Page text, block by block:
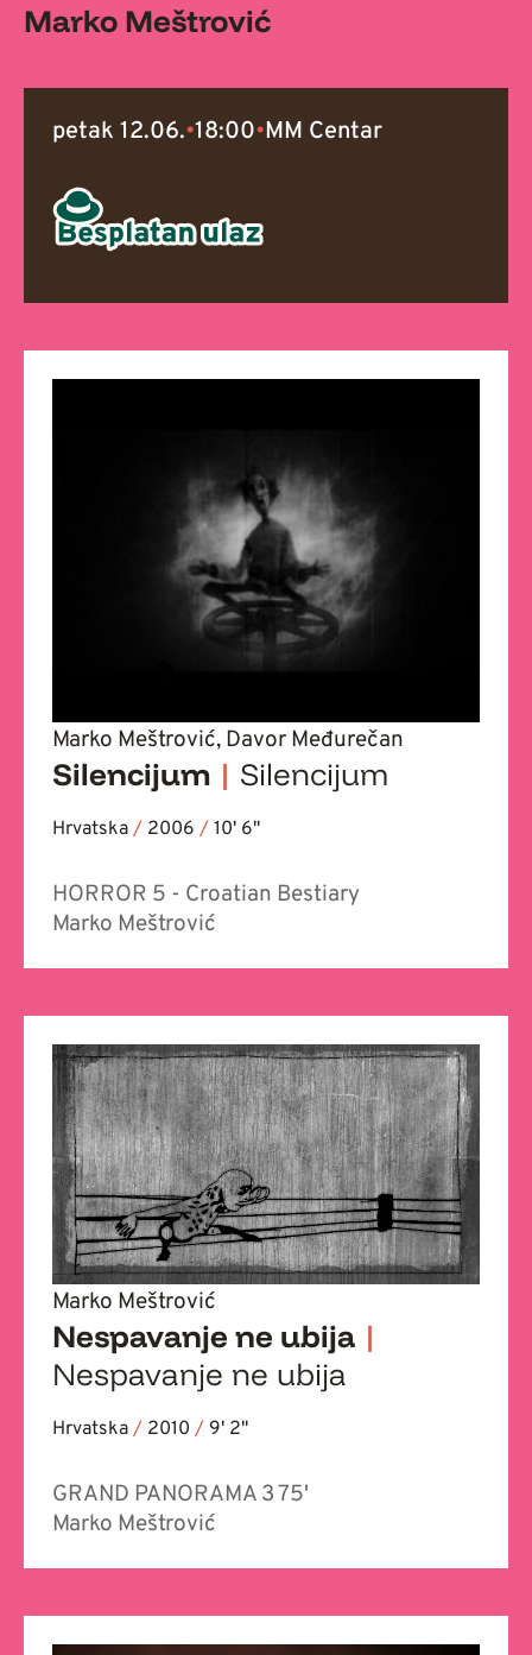
Marko Meštrović
petak 12.06.•18:00•MM Centar
Marko Meštrović, Davor Međurečan
Silencijum | Silencijum
Hrvatska / 2006 / 10' 6''
HORROR 5 - Croatian Bestiary
Marko Meštrović
Marko Meštrović
Nespavanje ne ubija |
Nespavanje ne ubija
Hrvatska / 2010 / 9' 2''
GRAND PANORAMA 3 75'
Marko Meštrović